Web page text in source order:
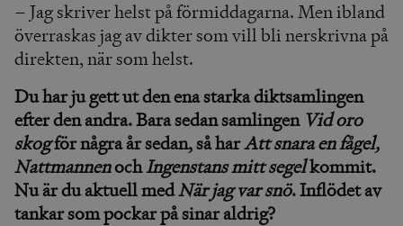
– Jag skriver helst på förmiddagarna. Men ibland
överraskas jag av dikter som vill bli nerskrivna på
direkten, när som helst.
Du har ju gett ut den ena starka diktsamlingen
efter den andra. Bara sedan samlingen Vid oro
skogför några år sedan, så harAtt snara en fågel,
NattmannenochIngenstans mitt segelkommit.
Nu är du aktuell medNär jag var snö. Inflödet av
tankar som pockar på sinar aldrig?